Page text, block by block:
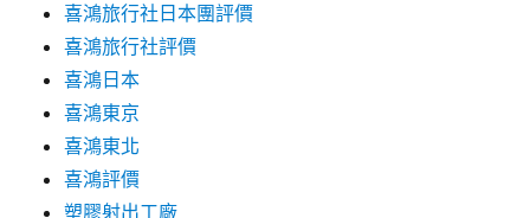
喜鴻旅行社日本團評價
喜鴻旅行社評價
喜鴻日本
喜鴻東京
喜鴻東北
喜鴻評價
塑膠射出工廠